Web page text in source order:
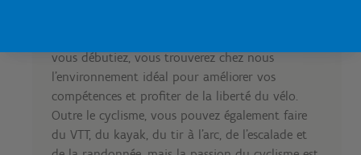
vous débutiez, vous trouverez chez nous
l'environnement idéal pour améliorer vos
compétences et profiter de la liberté du vélo.
Outre le cyclisme, vous pouvez également faire
du VTT, du kayak, du tir à l'arc, de l'escalade et